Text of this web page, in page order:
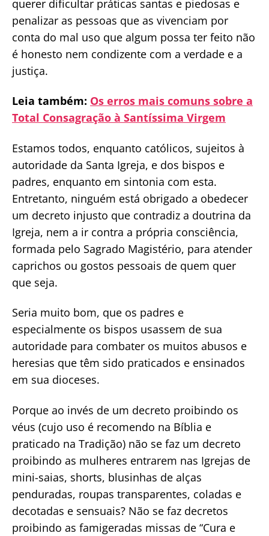
querer dificultar práticas santas e piedosas e
penalizar as pessoas que as vivenciam por
conta do mal uso que algum possa ter feito não
é honesto nem condizente com a verdade e a
justiça.
Leia também: Os erros mais comuns sobre a
Total Consagração à Santíssima Virgem
Estamos todos, enquanto católicos, sujeitos à
autoridade da Santa Igreja, e dos bispos e
padres, enquanto em sintonia com esta.
Entretanto, ninguém está obrigado a obedecer
um decreto injusto que contradiz a doutrina da
Igreja, nem a ir contra a própria consciência,
formada pelo Sagrado Magistério, para atender
caprichos ou gostos pessoais de quem quer
que seja.
Seria muito bom, que os padres e
especialmente os bispos usassem de sua
autoridade para combater os muitos abusos e
heresias que têm sido praticados e ensinados
em sua dioceses.
Porque ao invés de um decreto proibindo os
véus (cujo uso é recomendo na Bíblia e
praticado na Tradição) não se faz um decreto
proibindo as mulheres entrarem nas Igrejas de
mini-saias, shorts, blusinhas de alças
penduradas, roupas transparentes, coladas e
decotadas e sensuais? Não se faz decretos
proibindo as famigeradas missas de “Cura e